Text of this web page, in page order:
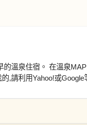
溫泉住宿。 在溫泉
,請利用Yahoo!或Google